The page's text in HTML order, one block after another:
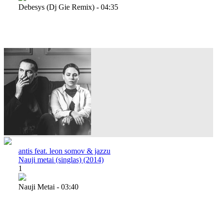
Debesys (dj Gie Remix) - 04:35
antis feat. leon somov & jazzu
Nauji metai (singlas) (2014)
1
Nauji Metai - 03:40